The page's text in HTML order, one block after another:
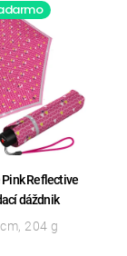
Reflective
dáždnik
204 g